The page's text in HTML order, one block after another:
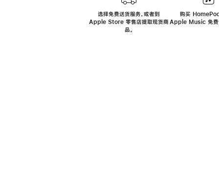
选择免费送货服务，或者到
Apple Store 零售店提取现货商
品。
购买
Apple Music 免费